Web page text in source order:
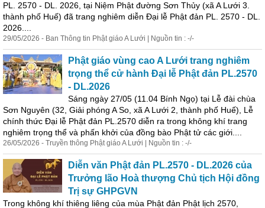
PL. 2570 - DL. 2026, tại Niệm Phật đường Sơn Thủy (xã A Lưới 3.
thành phố Huế) đã trang nghiêm diễn Đại lễ Phật đản PL. 2570 - DL.
2026....
29/05/2026 - Ban Thông tin Phật giáo A Lưới | Nguồn tin : -/-
Phật giáo vùng cao A Lưới trang nghiêm
trọng thể cử hành Đại lễ Phật đản PL.2570
- DL.2026
Sáng ngày 27/05 (11.04 Bính Ngọ) tại Lễ đài chùa
Sơn Nguyên (32, Giải phóng A So, xã A Lưới 2, thành phố Huế), Lễ
chính thức Đại lễ Phật đản PL.2570 diễn ra trong không khí trang
nghiêm trọng thể và phấn khởi của đồng bào Phật tử các giới....
26/05/2026 - Truyền thông Phật giáo A Lưới | Nguồn tin : -/-
Diễn văn Phật đản PL.2570 - DL.2026 của
Trưởng lão Hoà thượng Chủ tịch Hội đồng
Trị sự GHPGVN
Trong không khí thiêng liêng của mùa Phật đản Phật lịch 2570,